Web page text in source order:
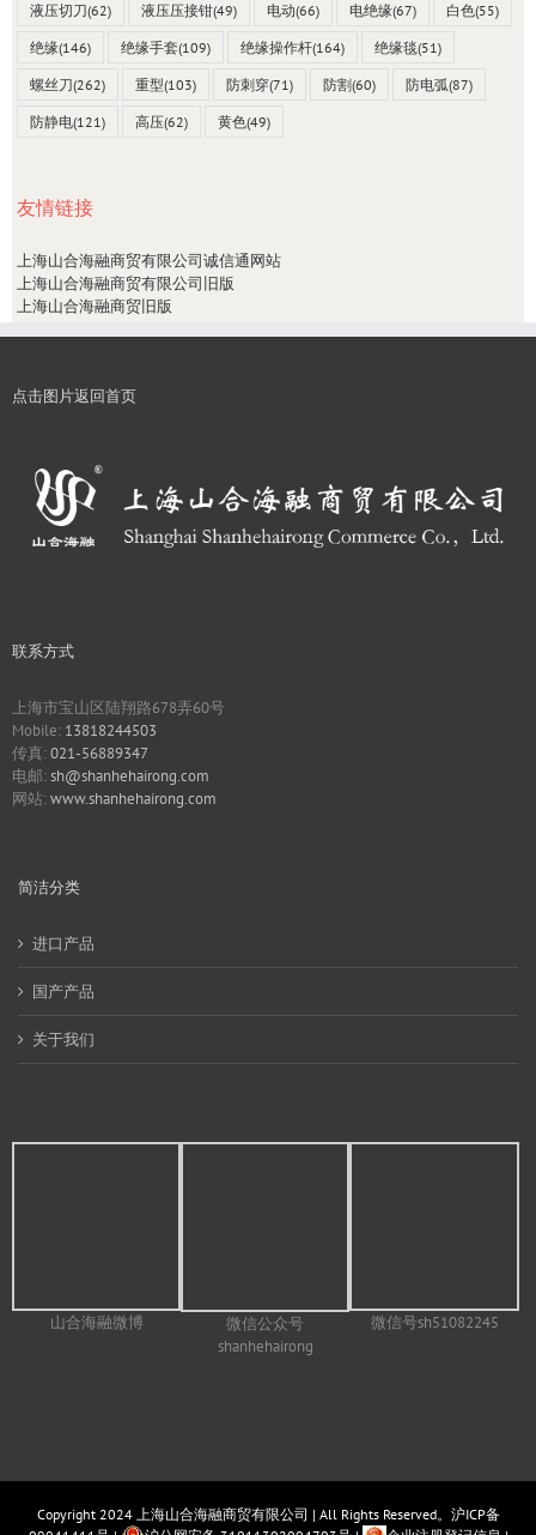
液压切刀(62) 液压压接钳(49) 电动(66) 电绝缘(67) 白色(55)
绝缘(146) 绝缘手套(109) 绝缘操作杆(164) 绝缘毯(51)
螺丝刀(262) 重型(103) 防刺穿(71) 防割(60) 防电弧(87)
防静电(121) 高压(62) 黄色(49)
友情链接
上海山合海融商贸有限公司诚信通网站
上海山合海融商贸有限公司旧版
上海山合海融商贸旧版
点击图片返回首页
联系方式
上海市宝山区陆翔路678弄60号
Mobile: 13818244503
传真:021-56889347
电邮:sh@shanhehairong.com
网站:www.shanhehairong.com
简洁分类
进口产品
国产产品
关于我们
山合海融微博
微信公众号
shanhehairong
微信号sh51082245
Copyright 2024 上海山合海融商贸有限公司 | All Rights Reserved。 沪ICP备